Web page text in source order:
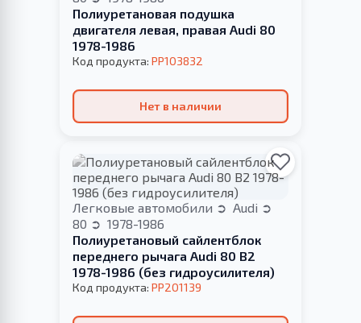
Полиуретановая подушка
двигателя левая, правая Audi 80
1978-1986
Код продукта: PP103832
Нет в наличии
Легковые автомобили
Audi
80
1978-1986
Полиуретановый сайлентблок
переднего рычага Audi 80 B2
1978-1986 (без гидроусилителя)
Код продукта: PP201139